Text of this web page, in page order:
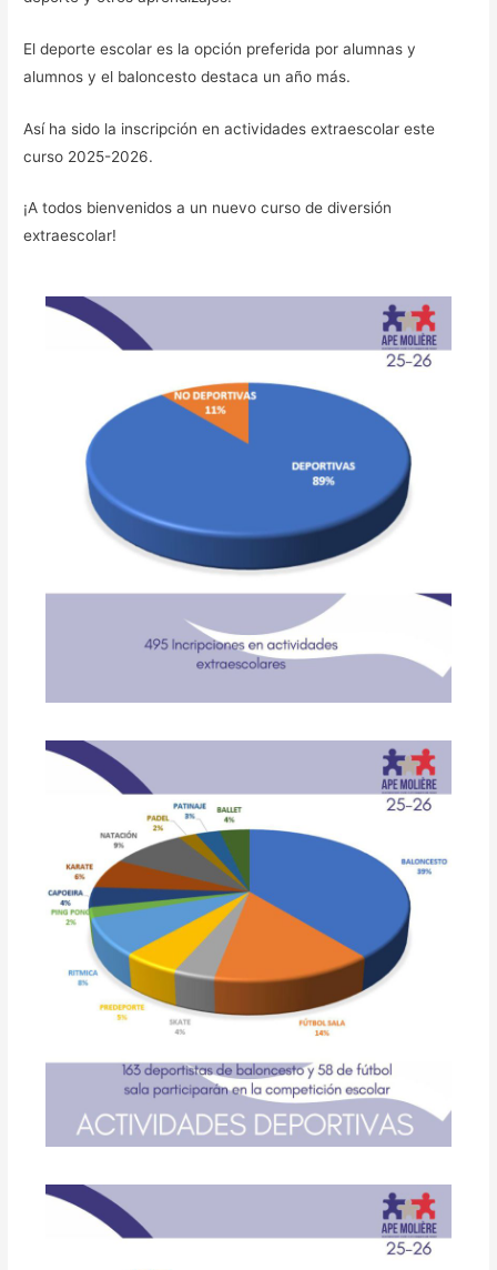
El deporte escolar es la opción preferida por alumnas y
alumnos y el baloncesto destaca un año más.
Así ha sido la inscripción en actividades extraescolar este
curso 2025-2026.
¡A todos bienvenidos a un nuevo curso de diversión
extraescolar!